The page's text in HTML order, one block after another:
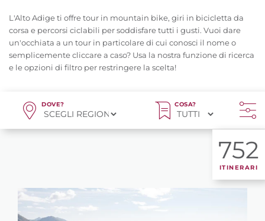
L'Alto Adige ti offre tour in mountain bike, giri in bicicletta da
corsa e percorsi ciclabili per soddisfare tutti i gusti. Vuoi dare
un'occhiata a un tour in particolare di cui conosci il nome o
semplicemente cliccare a caso? Usa la nostra funzione di ricerca
e le opzioni di filtro per restringere la scelta!
DOVE? COSA?
752
ITINERARI